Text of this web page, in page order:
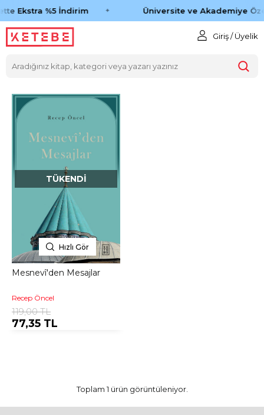
Ekstra %5 İndirim Üniversite ve Akademiye
Giriş / Üyelik
Hızlı Gör
TÜKENDI
Mesnevî'den Mesajlar
Recep Öncel
119,00 TL
77,35 TL
Toplam 1 ürün görüntüleniyor.